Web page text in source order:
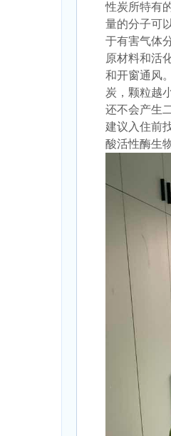
性炭所特有
量的分子可
于有害气体
原材料和活
和开窗通风
炭，颗粒越
还不会产生
建议入住前
酸活性酶生